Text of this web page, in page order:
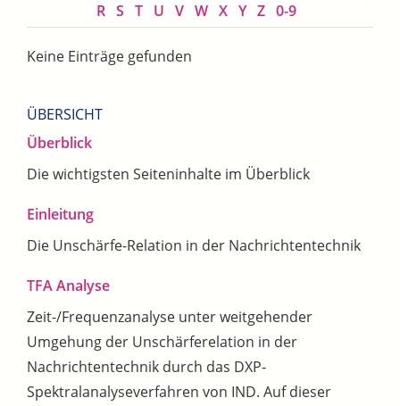
R S T U V W X Y Z 0-9
Keine Einträge gefunden
ÜBERSICHT
Überblick
Die wichtigsten Seiteninhalte im Überblick
Einleitung
Die Unschärfe-Relation in der Nachrichtentechnik
TFA Analyse
Zeit-/Frequenzanalyse unter weitgehender
Umgehung der Unschärferelation in der
Nachrichtentechnik durch das DXP-
Spektralanalyseverfahren von IND. Auf dieser